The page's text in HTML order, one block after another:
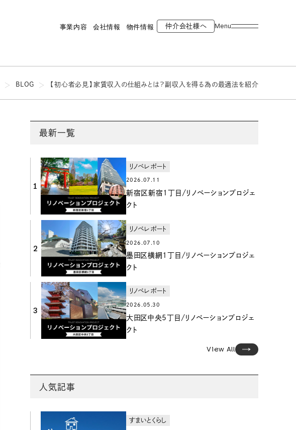
事業内容 会社情報 物件情報 仲介会社様へ Menu
BLOG 【初心者必見】家賃収入の仕組みとは？副収入を得る為の最適法を紹介
最新一覧
1
リノベレポート
2026.07.11
新宿区新宿1丁目/リノベーションプロジェ
クト
2
リノベレポート
2026.07.10
墨田区横網1丁目/リノベーションプロジェ
クト
3
リノベレポート
2026.05.30
大田区中央5丁目/リノベーションプロジェ
クト
View All
人気記事
すまいとくらし